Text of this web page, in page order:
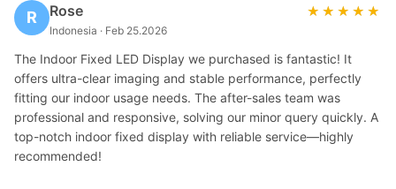
R Rose
Indonesia · Feb 25.2026
★★★★★
★★★★★
The Indoor Fixed LED Display we purchased is fantastic! It
offers ultra-clear imaging and stable performance, perfectly
fitting our indoor usage needs. The after-sales team was
professional and responsive, solving our minor query quickly. A
top-notch indoor fixed display with reliable service—highly
recommended!